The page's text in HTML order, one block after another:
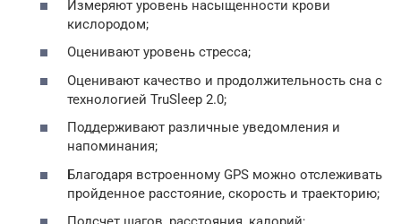
Измеряют уровень насыщенности крови
кислородом;
Оценивают уровень стресса;
Оценивают качество и продолжительность сна с
технологией TruSleep 2.0;
Поддерживают различные уведомления и
напоминания;
Благодаря встроенному GPS можно отслеживать
пройденное расстояние, скорость и траекторию;